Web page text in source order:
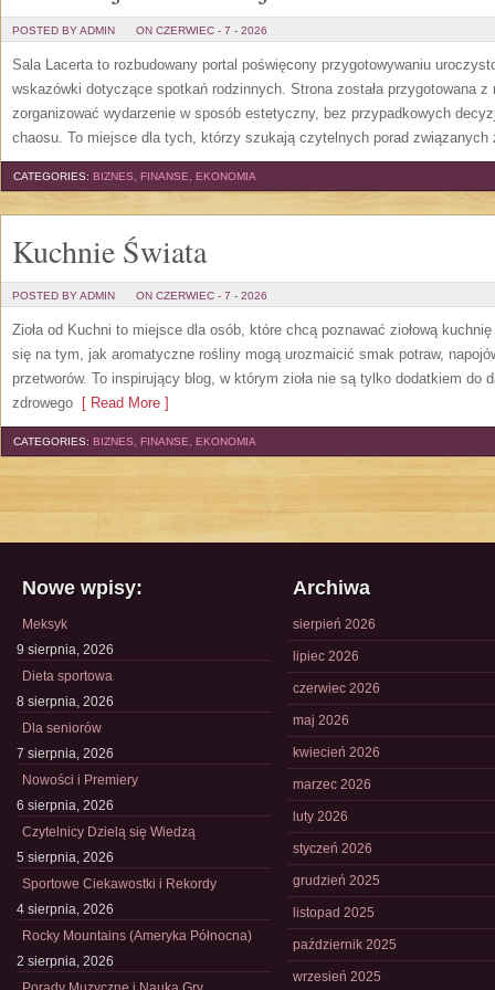
POSTED BY ADMIN ON CZERWIEC - 7 - 2026
Sala Lacerta to rozbudowany portal poświęcony przygotowywaniu
wskazówki dotyczące spotkań rodzinnych. Strona została przygotowana
zorganizować wydarzenie w sposób estetyczny, bez przypadkowych
chaosu. To miejsce dla tych, którzy szukają czytelnych porad związanych
CATEGORIES: BIZNES, FINANSE, EKONOMIA
Kuchnie Świata
POSTED BY ADMIN ON CZERWIEC - 7 - 2026
Zioła od Kuchni to miejsce dla osób, które chcą poznawać ziołową
się na tym, jak aromatyczne rośliny mogą urozmaicić smak potraw,
przetworów. To inspirujący blog, w którym zioła nie są tylko dodatkiem do
zdrowego [ Read More ]
CATEGORIES: BIZNES, FINANSE, EKONOMIA
Nowe wpisy:
Meksyk
9 sierpnia, 2026
Dieta sportowa
8 sierpnia, 2026
Dla seniorów
7 sierpnia, 2026
Nowości i Premiery
6 sierpnia, 2026
Czytelnicy Dzielą się Wiedzą
5 sierpnia, 2026
Sportowe Ciekawostki i Rekordy
4 sierpnia, 2026
Rocky Mountains (Ameryka Północna)
2 sierpnia, 2026
Archiwa
sierpień 2026
lipiec 2026
czerwiec 2026
maj 2026
kwiecień 2026
marzec 2026
luty 2026
styczeń 2026
grudzień 2025
listopad 2025
październik 2025
wrzesień 2025